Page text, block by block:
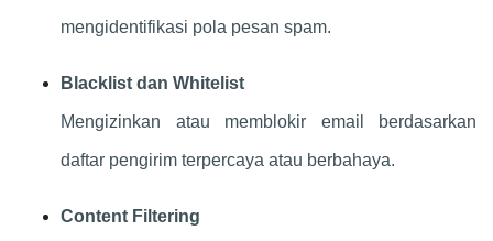
mengidentifikasi pola pesan spam.
Blacklist dan Whitelist
Mengizinkan atau memblokir email berdasarkan
daftar pengirim terpercaya atau berbahaya.
Content Filtering